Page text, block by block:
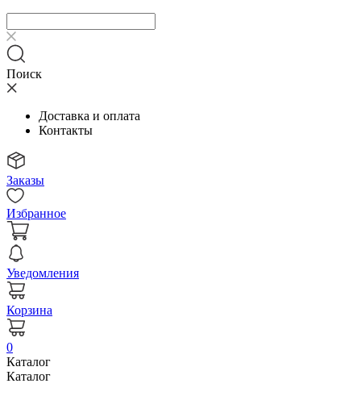
Поиск
Доставка и оплата
Контакты
Заказы
Избранное
Уведомления
Корзина
0
Каталог
Каталог